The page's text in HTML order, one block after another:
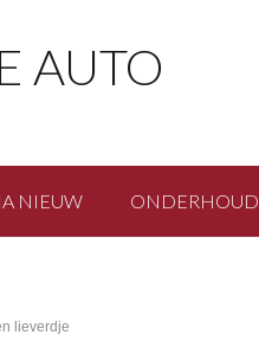
AUTO
NIEUW ONDERHOUD
lieverdje